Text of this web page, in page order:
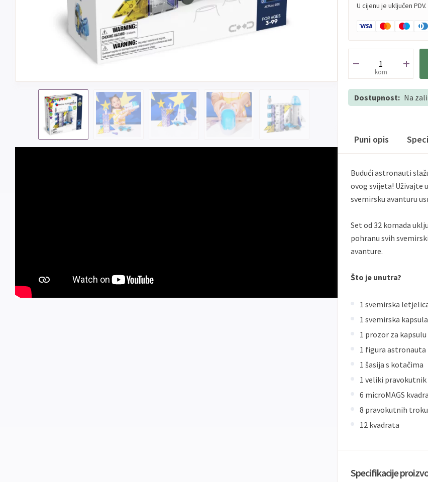
U cijenu je uključen PDV.
kom
Dostupnost: Na
Puni opis
Budući astronauti
ovog svijeta! Uživajte
svemirsku avanturu
Set od 32 komada
pohranu svih
avanture.
Što je unutra?
1 svemirska
1 svemirska kapsula
1 prozor za kapsulu
1 figura astronauta
1 šasija s kotačima
1 veliki pravokutnik
6 microMAGS
8 pravokutnih
12 kvadrata
Specifikacije